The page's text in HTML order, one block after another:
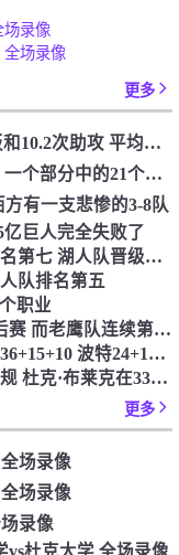
场录像
全场录像
更多
Epic️Jokic场均得到29.8分 12.8个篮板和10.2次助攻 平均三双很容易吗？
森林狼在本季度以52分击败了灰熊！一个部分中的21个中有18个！骑着摇头丸的战士第六 湖船不舒服
有一支悲惨的3-8队
巨人完全失败了
西方在混乱！勇士队在最终成绩中排名第七 湖人队晋级季后赛 火箭向快船送了礼物
队排名第五
职业
雄鹿队连续排名前6位进入东方的季后赛 而老鹰队连续第四年在季后赛中踢球
湖人队没有锁定赢得47场胜利！字母36+15+10 波特24+12+8 42胜利以锁定季后赛
疯狂的三个前四名战斗：弗拉格的犯规 杜克·布莱克在33秒的惊喜中出现了
更多
场录像
场录像
录像
vs杜克大学 全场录像